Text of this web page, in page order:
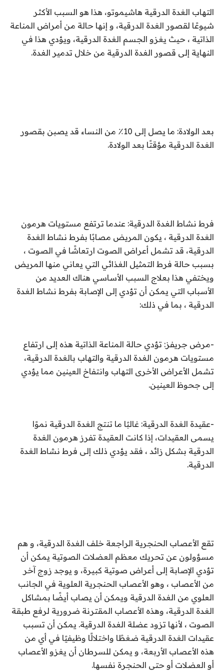
التهاب الغدة الدرقية هاشيموتو، هذا هو السبب الأكثر
شيوعًا لقصور الغدة الدرقية، و إنها حالة من أمراض المناعة
الذاتية ، حيث يغزو الجسم الغدة الدرقية، ويؤدي هذا في
النهاية إلى قصور الغدة الدرقية من خلال تدمير الغدة.
بعد الولادة: ما يصل إلى 10٪ من النساء قد يصبن بقصور
الغدة الدرقية مؤقتًا بعد الولادة.
فرط نشاط الغدة الدرقية: عندما ترتفع مستويات هرمون
الغدة الدرقية ، يكون المريض مصابًا بفرط نشاط الغدة
الدرقية، قد تشمل أعراض الصوت ارتعاشًا في الصوت ،
بسبب حالة فرط التمثيل الغذائي التي يعاني منها المريض
ويختفي هذا بعلاج السبب الأساسي هناك العديد من
الأسباب التي يمكن أن تؤدي إلى الإصابة بفرط نشاط الغدة
الدرقية ، بما في ذلك:
-مرض جريفز: تؤدي حالة المناعة الذاتية هذه إلى ارتفاع
مستويات هرمون الغدة الدرقية والتهاب بالغدة الدرقية،
تشمل الأعراض الأخرى التهاب وانتفاخ العينين مما يؤدي
إلى جحوظ العينين.
-عقيدة الغدة الدرقية: غالبًا ما تنتج الغدة الدرقية نموًا
يسمى العقيدات، إذا كانت العقيدة تفرز هرمون الغدة
الدرقية بشكل زائد ، فقد يؤدي ذلك إلى فرط نشاط الغدة
الدرقية.
تقع الأعصاب الحنجرية الراجعة خلف الغدة الدرقية، و هم
مسؤولون عن تحريك معظم العضلات الصوتية يمكن أن
تؤدي الإصابة إلى أعراض صوتية كبيرة، و يوجد زوج آخر
من الأعصاب ، وهو الأعصاب الحنجرية العلوية في الجانب
العلوي من الغدة الدرقية ويمكن أن يصاب أيضًا بمشاكل
الغدة الدرقية، وهذه الأعصاب المقترنة ضرورية لرفع طبقة
الصوت ، لأنها تزود عضلة الغدة الدرقية. يمكن أن تسبب
عقيدات الغدة الدرقية ضغطًا واختلالًا وظيفيًا في أي من
هذه الأعصاب الأربعة، و يمكن للسرطان أن يغزو الأعصاب
أو العضلات أو حتى الحنجرة نفسها.